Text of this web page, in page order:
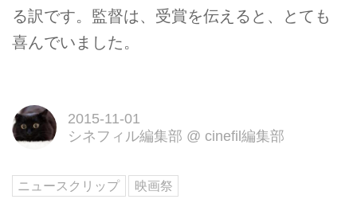
る訳です。監督は、受賞を伝えると、とても
喜んでいました。
2015-11-01
シネフィル編集部 @ cinefil編集部
ニュースクリップ 映画祭